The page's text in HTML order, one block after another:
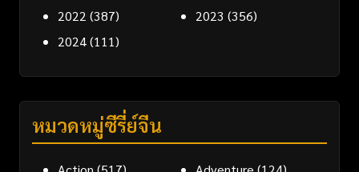
2022 (387) 2023 (356)
2024(111)
หมวดหมู่ซีรี่ย์จีน